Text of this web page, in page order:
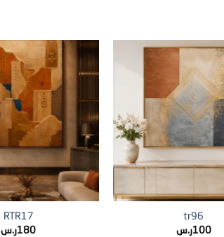
tr96
100ر.س
RTR17
180ر.س